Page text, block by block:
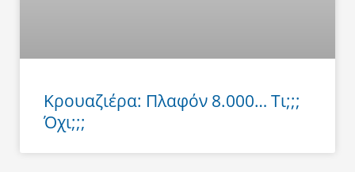
Κρουαζιέρα: Πλαφόν 8.000… Τι;;;
Όχι;;;